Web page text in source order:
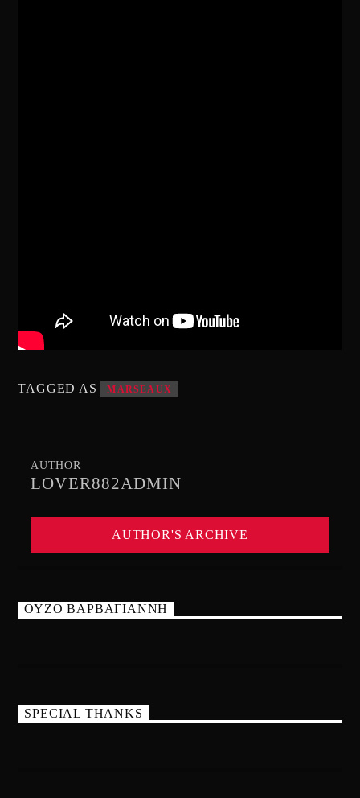
TAGGED AS MARSEAUX
AUTHOR
LOVER882ADMIN
AUTHOR'S ARCHIVE
ΟΥΖΟ ΒΑΡΒΑΓΙΑΝΝΗ
SPECIAL THANKS